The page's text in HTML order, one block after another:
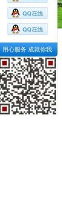
用心服务 成就你我